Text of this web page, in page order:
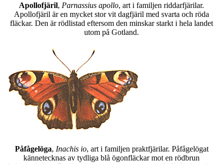
Apollofjäril, Parnassius apollo, art i familjen riddarfjärilar.
Apollofjäril är en mycket stor vit dagfjäril med svarta och röda
fläckar. Den är rödlistad eftersom den minskar starkt i hela landet
utom på Gotland.
Påfågelöga, Inachis io, art i familjen praktfjärilar. Påfågelögat
kännetecknas av tydliga blå ögonfläckar mot en rödbrun